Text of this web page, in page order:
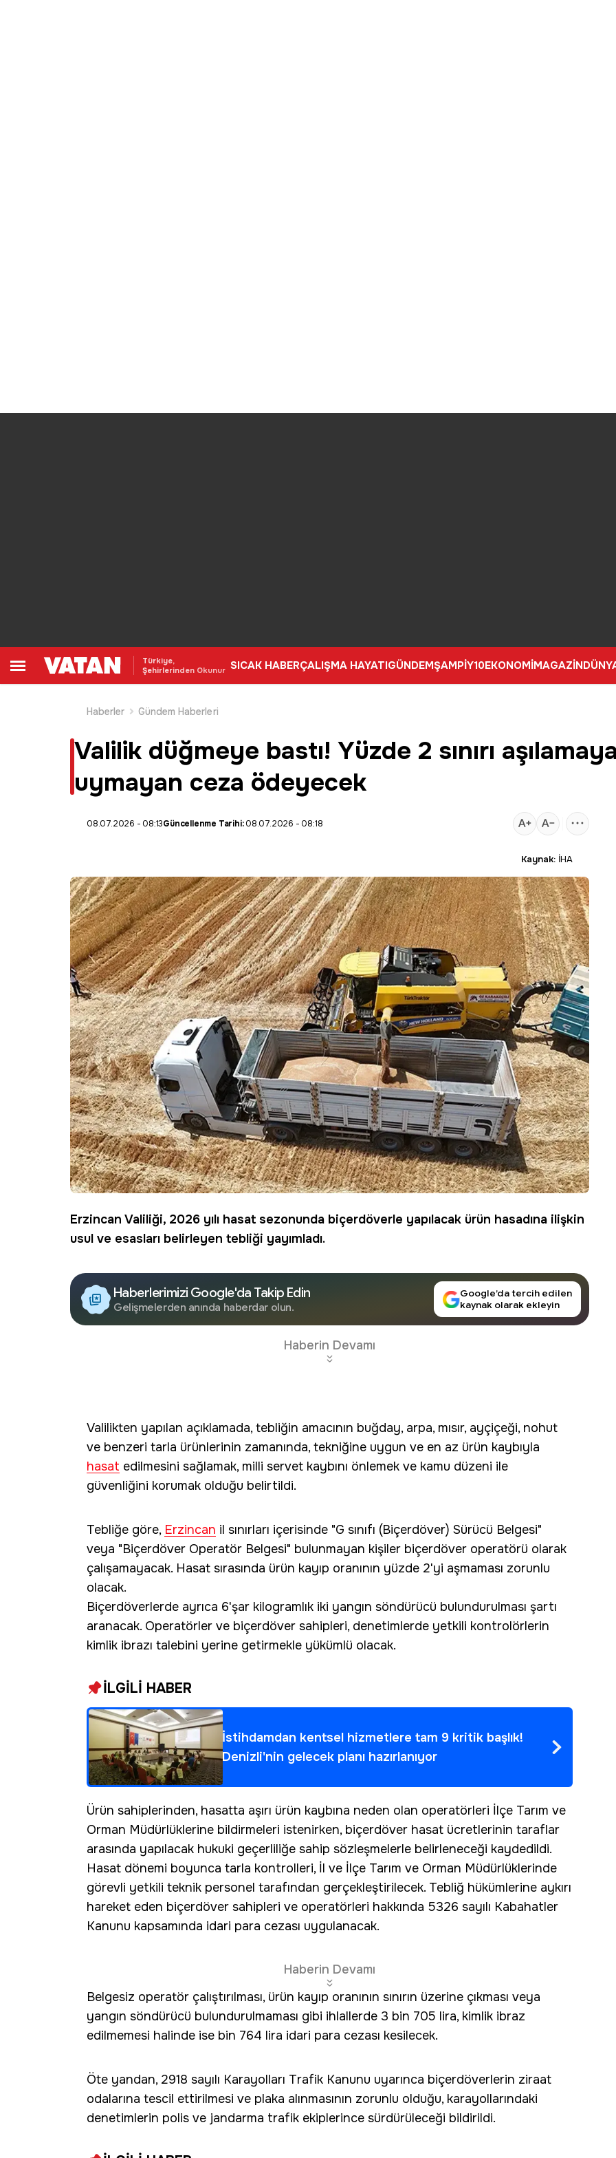
Türkiye,
Şehirlerinden Okunur SICAK HABERÇALIŞMA HAYATIGÜNDEMŞAMPİY10EKONOMİMAGAZİN
Haberler
Gündem Haberleri
Valilik düğmeye bastı! Yüzde 2 sınırı
uymayan ceza ödeyecek
08.07.2026 - 08:13Güncellenme Tarihi:08.07.2026 - 08:18
Kaynak: İHA
Erzincan Valiliği, 2026 yılı hasatsezonunda biçerdöverle yapılacak ürün hasadına ilişkin
usul ve esasları belirleyen tebliği yayımladı.
Haberlerimizi Google'da Takip Edin
Gelişmelerden anında haberdar olun.
Google’da tercih edilen
kaynak olarak ekleyin
Haberin Devamı
Valilikten yapılan açıklamada, tebliğin amacının buğday, arpa, mısır, ayçiçeği, nohut
ve benzeri tarla ürünlerinin zamanında, tekniğine uygun ve en az ürün kaybıyla
hasat edilmesini sağlamak, milli servet kaybını önlemek ve kamu düzeni ile
güvenliğini korumak olduğu belirtildi.
Tebliğe göre, Erzincan il sınırları içerisinde "G sınıfı (Biçerdöver) Sürücü Belgesi"
veya "Biçerdöver Operatör Belgesi" bulunmayan kişiler biçerdöver operatörü olarak
çalışamayacak. Hasat sırasında ürün kayıp oranının yüzde 2'yi aşmaması zorunlu
olacak.
Biçerdöverlerde ayrıca 6'şar kilogramlık iki yangın söndürücü bulundurulması şartı
aranacak. Operatörler ve biçerdöver sahipleri, denetimlerde yetkili kontrolörlerin
kimlik ibrazı talebini yerine getirmekle yükümlü olacak.
İLGİLİ HABER
İstihdamdan kentsel hizmetlere tam 9 kritik başlık!
Denizli'nin gelecek planı hazırlanıyor
Ürün sahiplerinden, hasatta aşırı ürün kaybına neden olan operatörleri İlçe Tarım ve
Orman Müdürlüklerine bildirmeleri istenirken, biçerdöver hasat ücretlerinin taraflar
arasında yapılacak hukuki geçerliliğe sahip sözleşmelerle belirleneceği kaydedildi.
Hasat dönemi boyunca tarla kontrolleri, İl ve İlçe Tarım ve Orman Müdürlüklerinde
görevli yetkili teknik personel tarafından gerçekleştirilecek. Tebliğ hükümlerine aykırı
hareket eden biçerdöver sahipleri ve operatörleri hakkında 5326 sayılı Kabahatler
Kanunu kapsamında idari para cezası uygulanacak.
Haberin Devamı
Belgesiz operatör çalıştırılması, ürün kayıp oranının sınırın üzerine çıkması veya
yangın söndürücü bulundurulmaması gibi ihlallerde 3 bin 705 lira, kimlik ibraz
edilmemesi halinde ise bin 764 lira idari para cezası kesilecek.
Öte yandan, 2918 sayılı Karayolları Trafik Kanunu uyarınca biçerdöverlerin ziraat
odalarına tescil ettirilmesi ve plaka alınmasının zorunlu olduğu, karayollarındaki
denetimlerin polis ve jandarma trafik ekiplerince sürdürüleceği bildirildi.